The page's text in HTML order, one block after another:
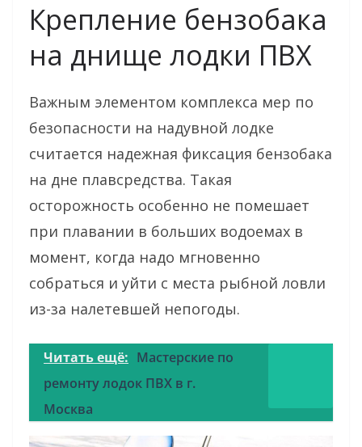
Крепление бензобака
на днище лодки ПВХ
Важным элементом комплекса мер по
безопасности на надувной лодке
считается надежная фиксация бензобака
на дне плавсредства. Такая
осторожность особенно не помешает
при плавании в больших водоемах в
момент, когда надо мгновенно
собраться и уйти с места рыбной ловли
из-за налетевшей непогоды.
Читать ещё: Мастерские по
ремонту лодок ПВХ в г.
Москва